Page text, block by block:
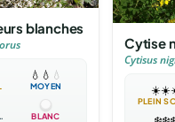
blanches
💧 💧 💧
MOYEN
BLANC
Cytise
Cytisus
☀️☀️
PLEIN